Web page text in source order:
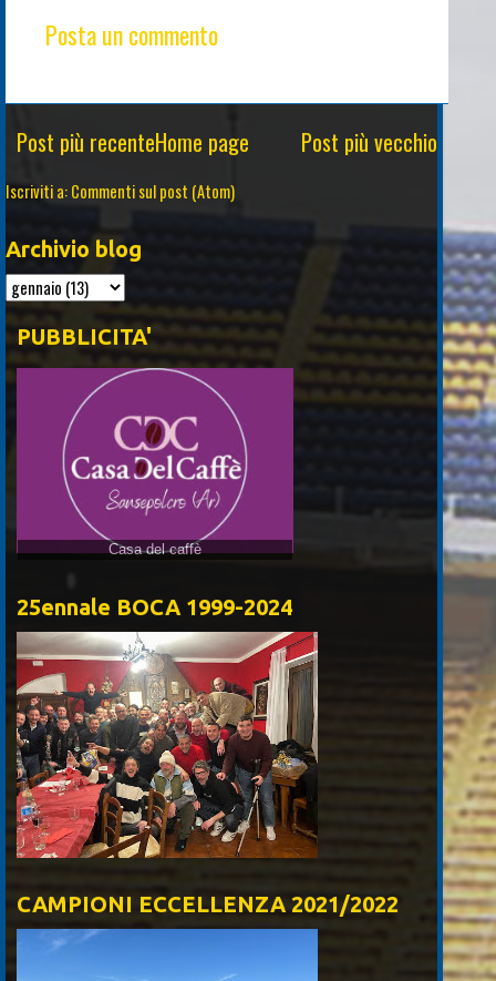
Posta un commento
Post più recente Post più vecchio
Home page
Iscriviti a:Commenti sul post (Atom)
Archivio blog
PUBBLICITA'
Casa del caffè
25ennale BOCA 1999-2024
CAMPIONI ECCELLENZA 2021/2022